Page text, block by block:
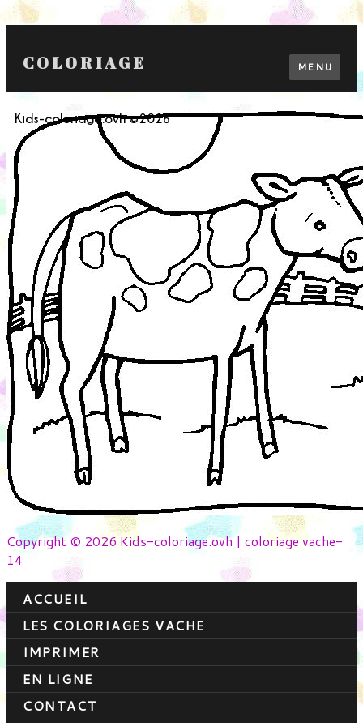
COLORIAGE MENU
Copyright © 2026 Kids-coloriage.ovh | coloriage vache-
14
ACCUEIL
LES COLORIAGES VACHE
IMPRIMER
EN LIGNE
CONTACT